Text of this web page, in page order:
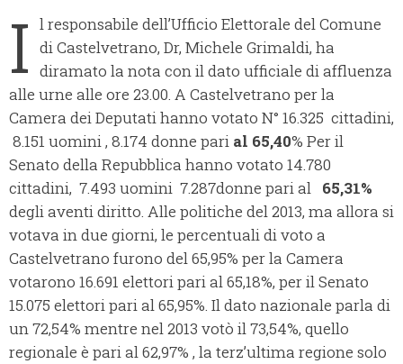
I l responsabile dell’Ufficio Elettorale del Comune
di Castelvetrano, Dr, Michele Grimaldi, ha
diramato la nota con il dato ufficiale di affluenza
alle urne alle ore 23.00. A Castelvetrano per la
Camera dei Deputati hanno votato N° 16.325 cittadini,
8.151 uomini , 8.174 donne pari al 65,40% Per il
Senato della Repubblica hanno votato 14.780
cittadini, 7.493 uomini 7.287donne pari al 65,31%
degli aventi diritto. Alle politiche del 2013, ma allora si
votava in due giorni, le percentuali di voto a
Castelvetrano furono del 65,95% per la Camera
votarono 16.691 elettori pari al 65,18%, per il Senato
15.075 elettori pari al 65,95%. Il dato nazionale parla di
un 72,54% mentre nel 2013 votò il 73,54%, quello
regionale è pari al 62,97% , la terz’ultima regione solo